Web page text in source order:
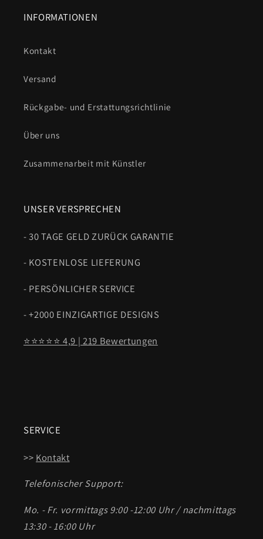
INFORMATIONEN
Kontakt
Versand
Rückgabe- und Erstattungsrichtlinie
Über uns
Zusammenarbeit mit Künstler
UNSER VERSPRECHEN
- 30 TAGE GELD ZURÜCK GARANTIE
- KOSTENLOSE LIEFERUNG
- PERSÖNLICHER SERVICE
- +2000 EINZIGARTIGE DESIGNS
⭐⭐⭐⭐⭐ 4,9 | 219 Bewertungen
SERVICE
>> Kontakt
Telefonischer Support:
Mo. - Fr. vormittags 9:00 -12:00 Uhr / nachmittags
13:30 - 16:00 Uhr